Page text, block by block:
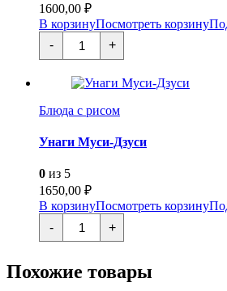
1600,00 ₽
В корзинуПосмотреть корзину
-
Количество
товара
Лосось
Терияки
+
Блюда с рисом
Унаги Муси-Дзуси
0 из 5
1650,00 ₽
В корзинуПосмотреть корзину
-
Количество
товара
Унаги
Дзуси
+
Похожие товары